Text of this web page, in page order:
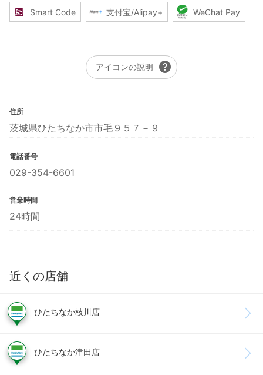
Smart Code 支付宝/Alipay+ WeChat Pay
アイコンの説明 help
住所
茨城県ひたちなか市市毛９５７－９
電話番号
029-354-6601
営業時間
24時間
近くの店舗
ひたちなか枝川店
ひたちなか津田店